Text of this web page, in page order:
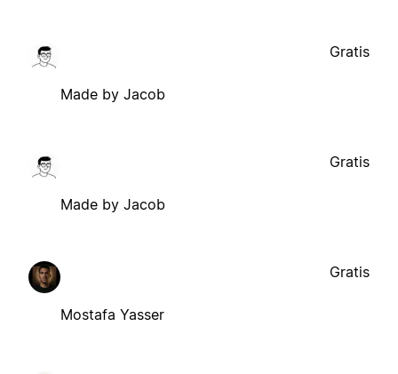
Made by Jacob
Gratis
Made by Jacob
Gratis
Mostafa Yasser
Gratis